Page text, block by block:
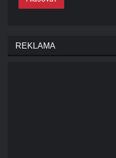
REKLAMA